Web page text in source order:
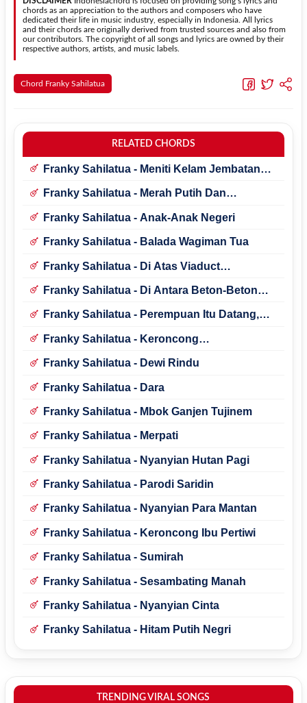
chords as an appreciation to the authors and composers who have
dedicated their life in music industry, especially in Indonesia. All lyrics
and their chords are originally derived from trusted sources and also from
our contributors. The copyright of all songs and lyrics are owned by their
respective authors, artists, and music labels.
Chord Franky Sahilatua
RELATED CHORDS
Franky Sahilatua - Meniti Kelam Jembatan
Franky Sahilatua - Merah Putih Dan
Franky Sahilatua - Anak-Anak Negeri
Franky Sahilatua - Balada Wagiman Tua
Franky Sahilatua - Di Atas Viaduct
Franky Sahilatua - Di Antara Beton-Beton
Franky Sahilatua - Perempuan Itu Datang,
Franky Sahilatua - Keroncong
Franky Sahilatua - Dewi Rindu
Franky Sahilatua - Dara
Franky Sahilatua - Mbok Ganjen Tujinem
Franky Sahilatua - Merpati
Franky Sahilatua - Nyanyian Hutan Pagi
Franky Sahilatua - Parodi Saridin
Franky Sahilatua - Nyanyian Para Mantan
Franky Sahilatua - Keroncong Ibu Pertiwi
Franky Sahilatua - Sumirah
Franky Sahilatua - Sesambating Manah
Franky Sahilatua - Nyanyian Cinta
Franky Sahilatua - Hitam Putih Negri
TRENDING VIRAL SONGS